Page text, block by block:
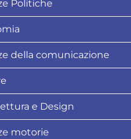
Politiche
della comunicazione
e Design
motorie